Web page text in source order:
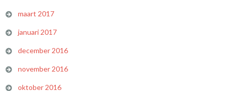
maart 2017
januari 2017
december 2016
november 2016
oktober 2016